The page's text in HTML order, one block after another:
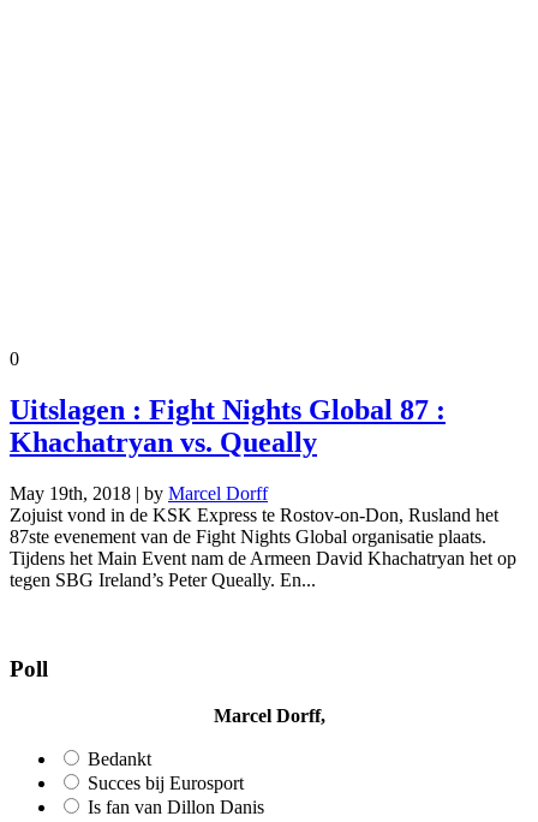
0
Uitslagen : Fight Nights Global 87 :
Khachatryan vs. Queally
May 19th, 2018 | by Marcel Dorff
Zojuist vond in de KSK Express te Rostov-on-Don, Rusland het
87ste evenement van de Fight Nights Global organisatie plaats.
Tijdens het Main Event nam de Armeen David Khachatryan het op
tegen SBG Ireland’s Peter Queally. En...
Poll
Marcel Dorff,
Bedankt
Succes bij Eurosport
Is fan van Dillon Danis